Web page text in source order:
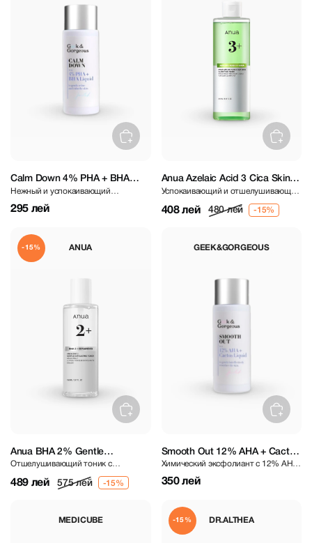
Calm Down 4% PHA + BHA
Liquid
Нежный и успокаивающий
эксфолиант с 4% PHA + BHA 30 мл
295 лей
Anua Azelaic Acid 3 Cica Skin
Clarifying Toner 250 ml
Успокаивающий и отшелушивающий
тоник с азелаиновой кислотой
408 лей 480 лей
ANUA
-15%
Anua BHA 2% Gentle
Exfoliating Toner 150 ml
Отшелушивающий тоник с
489 лей 575 лей
GEEK&GORGEOUS
Smooth Out 12% AHA + Cactus
Liquid 30 ml
Химический эксфолиант с 12% AHA
и жидким кактусом
350 лей
MEDICUBE DR.ALTHEA
-15%